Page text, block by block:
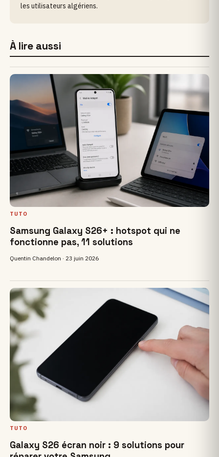
les utilisateurs algériens.
À lire aussi
TUTO
Samsung Galaxy S26+ : hotspot qui ne
fonctionne pas, 11 solutions
Quentin Chandelon ·23 juin 2026
TUTO
Galaxy S26 écran noir : 9 solutions pour